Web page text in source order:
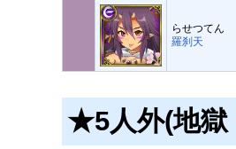
らせつてん
羅刹天
★5人外(地